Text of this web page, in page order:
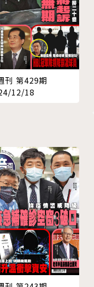
刊 第429期
12/18